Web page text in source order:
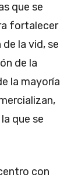
que se
fortalecer
la vid, se
de la
la mayoría
que se
con